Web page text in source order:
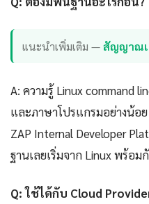
แนะนำเพิ่มเติม —สัญญาณเ
A: ความรู้ Linux command
และภาษาโปรแกรมอย่างน้อย
ZAP Internal Developer
ฐานเลยเริ่มจาก Linux พร้อม
Q: ใช้ได้กับ Cloud